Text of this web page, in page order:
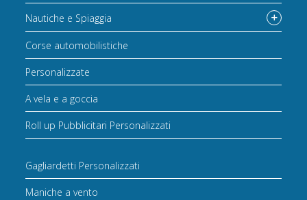
Nautiche e Spiaggia
Corse automobilistiche
Personalizzate
A vela e a goccia
Roll up Pubblicitari Personalizzati
Gagliardetti Personalizzati
Maniche a vento